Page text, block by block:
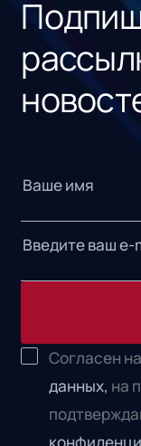
Согласен
данных, на